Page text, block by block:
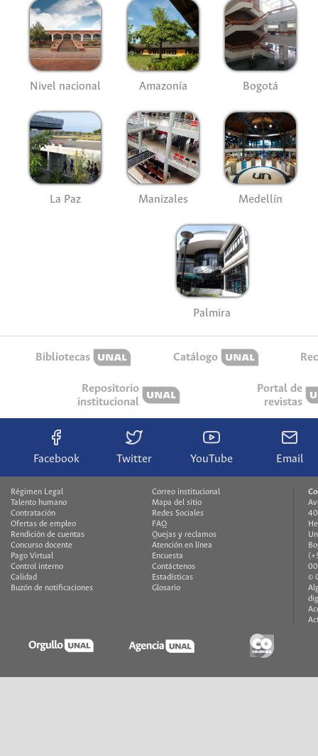
Nivel nacional Amazonía Bogotá
La Paz Manizales Medellín
Palmira
Bibliotecas Catálogo
Repositorio
institucional
Portal de
revistas
Facebook Twitter YouTube Email
Régimen Legal
Talento humano
Contratación
Ofertas de empleo
Rendición de cuentas
Concurso docente
Pago Virtual
Control interno
Calidad
Buzón de notificaciones
Correo institucional
Mapa del sitio
Redes Sociales
FAQ
Quejas y reclamos
Atención en línea
Encuesta
Contáctenos
Estadísticas
Glosario
©